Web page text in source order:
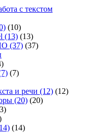
с текстом
(10)
(13) (13)
(37) (37)
(7)
и речи (12) (12)
(20) (20)
(14)